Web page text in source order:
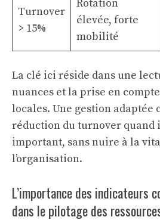
Turnover
> 15%
Rotation
élevée, forte
mobilité
La clé ici réside dans une
nuances et la prise en
locales. Une gestion adaptée
réduction du turnover quand
important, sans nuire à la
l’organisation.
L’importance des indicateurs
dans le pilotage des